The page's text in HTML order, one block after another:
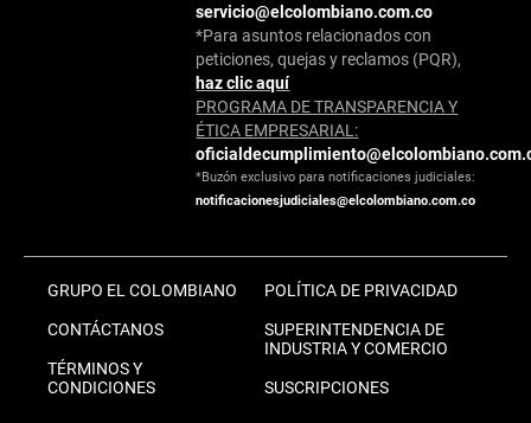
servicio@elcolombiano.com.co
*Para asuntos relacionados con
peticiones, quejas y reclamos (PQR),
haz clic aquí
PROGRAMA DE TRANSPARENCIA Y
ÉTICA EMPRESARIAL:
*Buzón exclusivo para notificaciones judiciales:
notificacionesjudiciales@elcolombiano.com.co
GRUPO EL COLOMBIANO
CONTÁCTANOS
TÉRMINOS Y
CONDICIONES
POLÍTICA DE PRIVACIDAD
SUPERINTENDENCIA DE
INDUSTRIA Y COMERCIO
SUSCRIPCIONES